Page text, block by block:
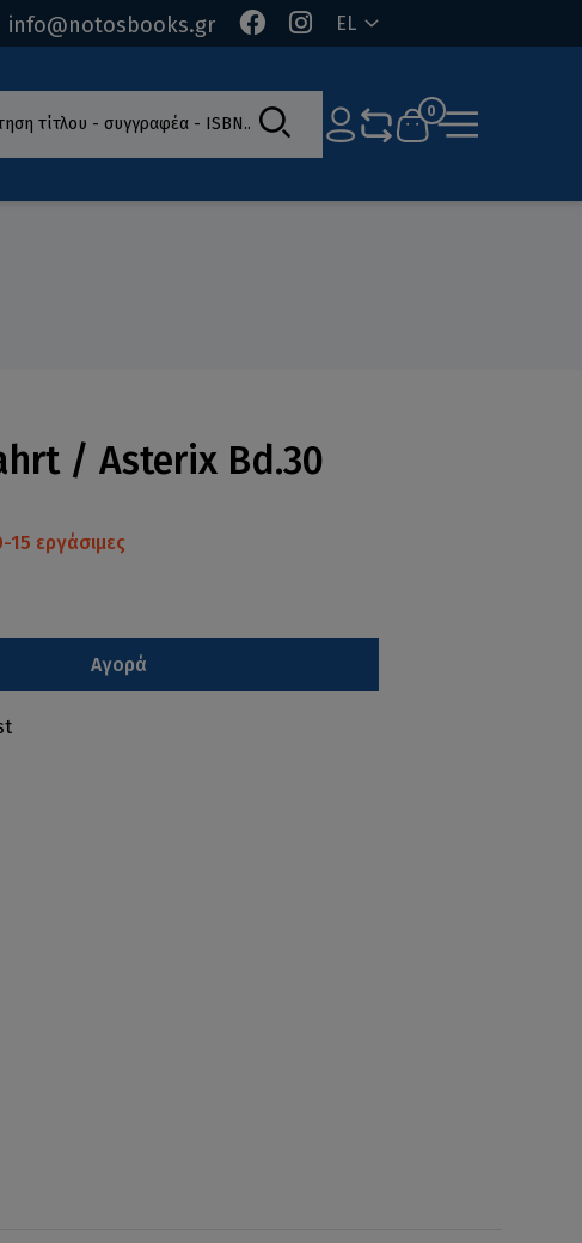
info@notosbooks.gr EL
τίτλου - συγγραφέα - ISBN 0
/ Asterix Bd.30
εργάσιμες
Αγορά